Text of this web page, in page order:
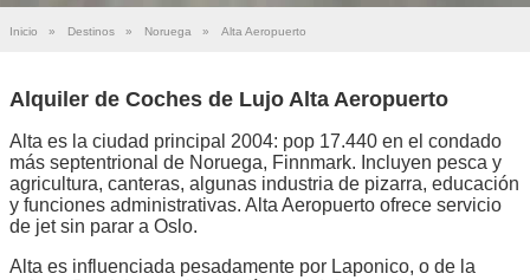
Inicio » Destinos » Noruega » Alta Aeropuerto
Alquiler de Coches de Lujo Alta Aeropuerto
Alta es la ciudad principal 2004: pop 17.440 en el condado
más septentrional de Noruega, Finnmark. Incluyen pesca y
agricultura, canteras, algunas industria de pizarra, educación
y funciones administrativas. Alta Aeropuerto ofrece servicio
de jet sin parar a Oslo.
Alta es influenciada pesadamente por Laponico, o de la